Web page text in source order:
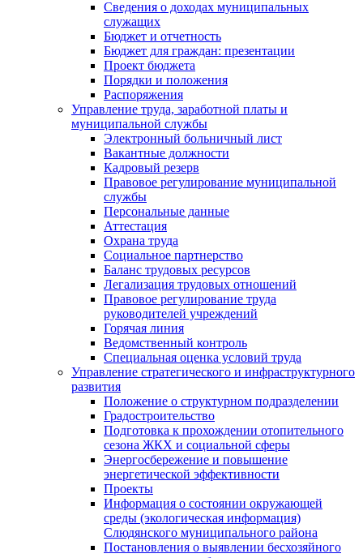
Сведения о доходах муниципальных
служащих
Бюджет и отчетность
Бюджет для граждан: презентации
Проект бюджета
Порядки и положения
Распоряжения
Управление труда, заработной платы и
муниципальной службы
Электронный больничный лист
Вакантные должности
Кадровый резерв
Правовое регулирование муниципальной
службы
Персональные данные
Аттестация
Охрана труда
Социальное партнерство
Баланс трудовых ресурсов
Легализация трудовых отношений
Правовое регулирование труда
руководителей учреждений
Горячая линия
Ведомственный контроль
Специальная оценка условий труда
Управление стратегического и инфраструктурного
развития
Положение о структурном подразделении
Градостроительство
Подготовка к прохождении отопительного
сезона ЖКХ и социальной сферы
Энергосбережение и повышение
энергетической эффективности
Проекты
Информация о состоянии окружающей
среды (экологическая информация)
Слюдянского муниципального района
Постановления о выявлении бесхозяйного